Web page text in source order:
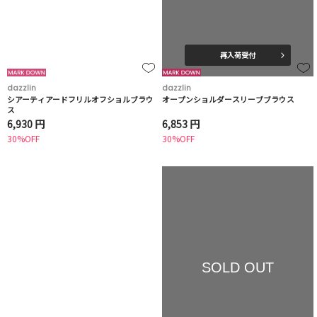
dazzlin
シアーティアードフリルオフショルブラウ
ス
6,930 円
30%OFF
再入荷受付
dazzlin
オープンショルダースリーブブラウス
6,853 円
30%OFF
SOLD OUT